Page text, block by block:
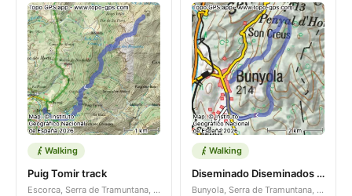
Walking
Puig Tomir track
Escorca, Serra de Tramuntana, Illes Balears, ES
Walking
Diseminado Diseminados - Passeig Antoni Estarellas
Bunyola, Serra de Tramuntana, Illes Balears, ES